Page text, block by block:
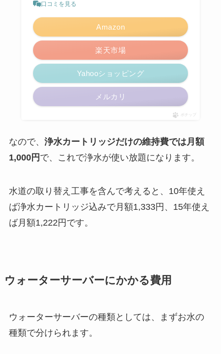
口コミを見る
Amazon
楽天市場
Yahooショッピング
メルカリ
ポチップ
なので、 浄水カートリッジだけの維持費では月額
1,000円 で、これで浄水が使い放題になります。
水道の取り替え工事を含んで考えると、10年使え
ば浄水カートリッジ込みで月額1,333円、15年使え
ば月額1,222円です。
ウォーターサーバーにかかる費用
ウォーターサーバーの種類としては、まずお水の
種類で分けられます。